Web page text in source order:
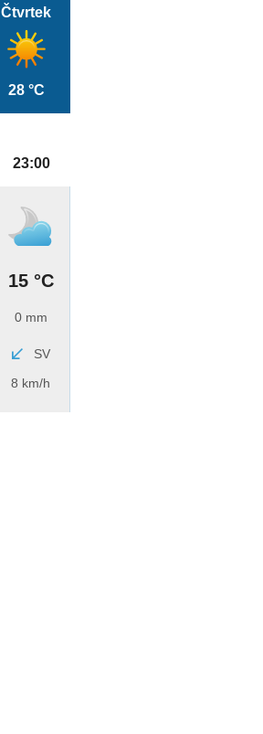
Čtvrtek
28 °C
23:00
15 °C
0 mm
SV
8 km/h